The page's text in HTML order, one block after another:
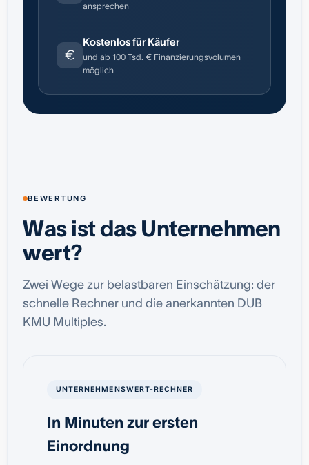
ansprechen
Kostenlos für Käufer
und ab 100 Tsd. € Finanzierungsvolumen
möglich
BEWERTUNG
Was ist das Unternehmen
wert?
Zwei Wege zur belastbaren Einschätzung: der
schnelle Rechner und die anerkannten DUB
KMU Multiples.
UNTERNEHMENSWERT-RECHNER
In Minuten zur ersten
Einordnung